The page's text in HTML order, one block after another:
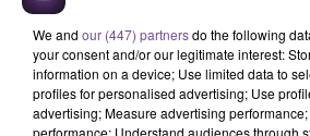
Jay Z Et Alicia Keys MYLES SMITH
We and our (447) partnersdo the following
your consent and/or our legitimate interest:
information on a device; Use limited data to
profiles for personalised advertising; Use
advertising; Measure advertising
performance; Understand audiences through